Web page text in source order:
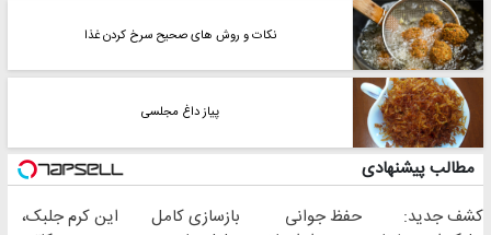
نکات و روش های صحیح سرخ کردن غذا
پیاز داغ مجلسی
مطالب پیشنهادی
کشف جدید:
حفظ جوانی
بازسازی کامل
این کرم جلبک،